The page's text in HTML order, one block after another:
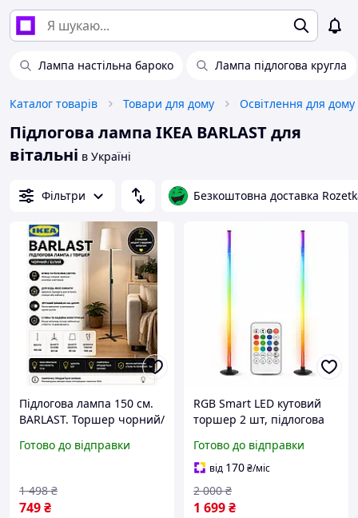
Лампа настільна бароко Лампа підлогова кругла
Каталог товарів Товари для дому Освітлення для дому
Підлогова лампа IKEA BARLAST для
вітальні в Україні
Фільтри Безкоштовна доставка
Підлогова лампа 150 см.
BARLAST. Торшер чорний/
світильник IKEA BARLAST
Готово до відправки
749₴
1 498 ₴
RGB Smart LED кутовий
торшер 2 шт, підлогова
пультом і Music Sync |
Сучасне підсвічування
для вітальні та
Готово до відправки
від 170₴/міс
1 699₴
2 000 ₴